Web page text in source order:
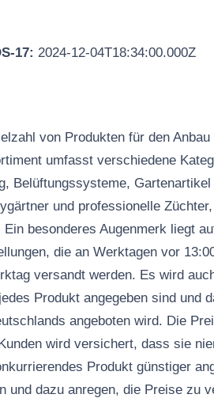
17: 2024-12-04T18:34:00.000Z
von Produkten für den
umfasst verschiedene
Belüftungssysteme,
und professionelle
besonderes Augenmerk liegt
die an Werktagen vor
versandt werden. Es wird
Produkt angegeben sind und
angeboten wird. Die
wird versichert, dass sie
Produkt günstiger
und dazu anregen, die Preise zu